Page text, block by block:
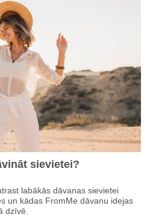
sievietei?
labākās dāvanas sievietei
un kādas FromMe dāvanu idejas
dzīvē.